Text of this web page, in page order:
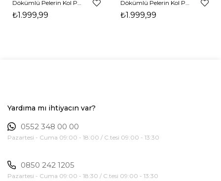
₺1.999,99 ₺1.999,99
Yardıma mı ihtiyacın var?
0552 348 00 00
Pazartesi - Cuma 09:00 - 18:00 / C.tesi 09:00 - 13:30
0850 242 1205
Pazartesi - Cuma 09:00 - 18:30 / C.tesi 09:00 - 13:30